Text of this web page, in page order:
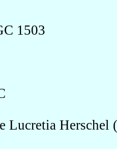
1503
Lucretia Herschel